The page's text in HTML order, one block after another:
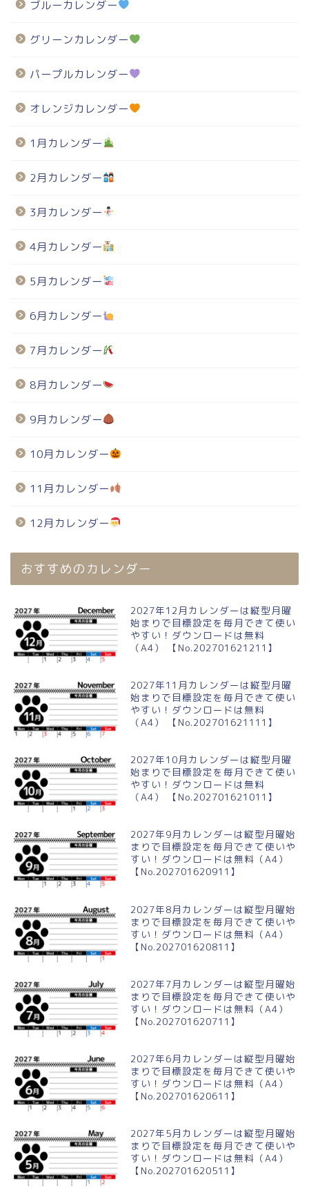
ブルーカレンダー
グリーンカレンダー
パープルカレンダー
オレンジカレンダー
1月カレンダー
2月カレンダー
3月カレンダー
4月カレンダー
5月カレンダー
6月カレンダー
7月カレンダー
8月カレンダー
9月カレンダー
10月カレンダー
11月カレンダー
12月カレンダー
おすすめのカレンダー
2027年12月カレンダーは縦型月曜
始まりで目標設定を毎月できて使い
やすい！ダウンロードは無料
（A4） 【No.202701621211】
2027年11月カレンダーは縦型月曜
始まりで目標設定を毎月できて使い
やすい！ダウンロードは無料
（A4） 【No.202701621111】
2027年10月カレンダーは縦型月曜
始まりで目標設定を毎月できて使い
やすい！ダウンロードは無料
（A4） 【No.202701621011】
2027年9月カレンダーは縦型月曜始
まりで目標設定を毎月できて使いや
すい！ダウンロードは無料（A4）
【No.202701620911】
2027年8月カレンダーは縦型月曜始
まりで目標設定を毎月できて使いや
すい！ダウンロードは無料（A4）
【No.202701620811】
2027年7月カレンダーは縦型月曜始
まりで目標設定を毎月できて使いや
すい！ダウンロードは無料（A4）
【No.202701620711】
2027年6月カレンダーは縦型月曜始
まりで目標設定を毎月できて使いや
すい！ダウンロードは無料（A4）
【No.202701620611】
2027年5月カレンダーは縦型月曜始
まりで目標設定を毎月できて使いや
すい！ダウンロードは無料（A4）
【No.202701620511】